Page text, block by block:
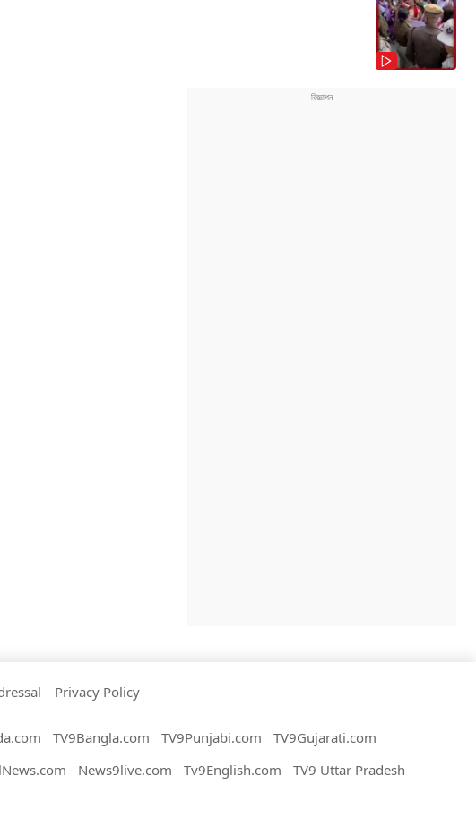
Privacy Policy
TV9Bangla.com TV9Punjabi.com
TV9Gujarati.com
News9live.com Tv9English.com
TV9 Uttar Pradesh